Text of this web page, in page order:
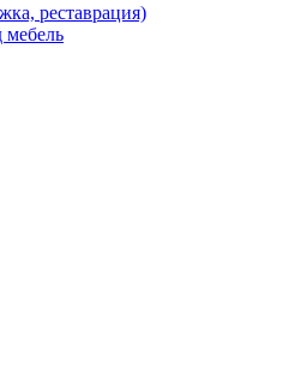
реставрация)